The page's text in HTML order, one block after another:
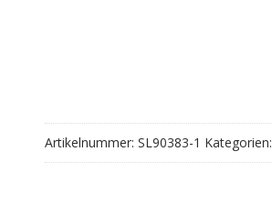
Artikelnummer: SL90383-1 Kategorien: